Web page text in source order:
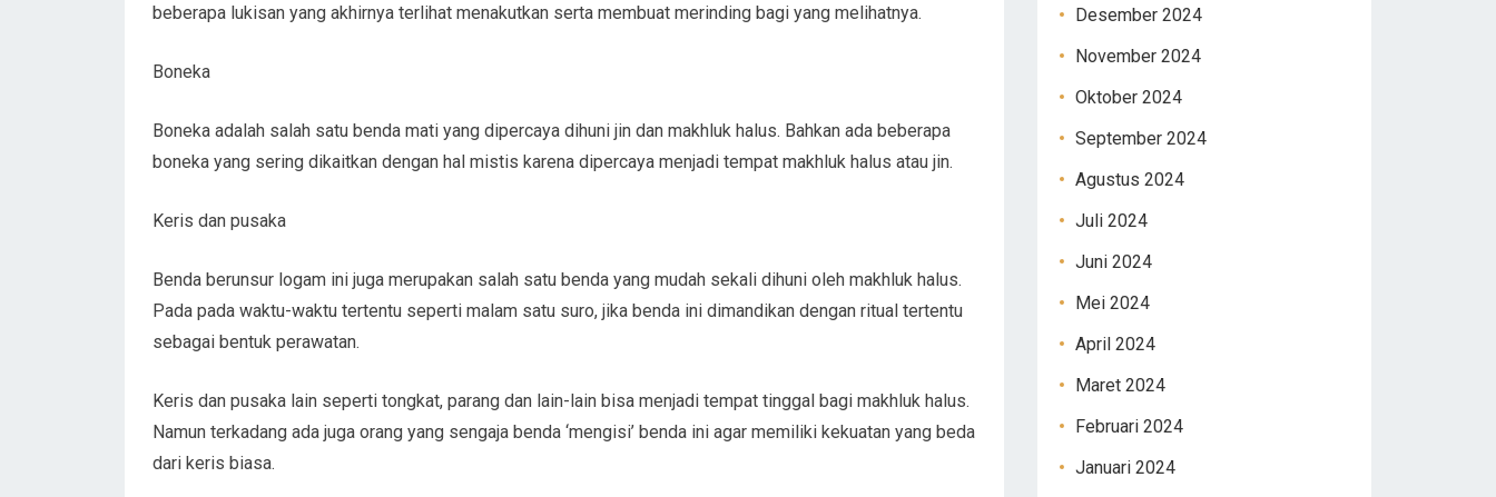
beberapa lukisan yang akhirnya terlihat menakutkan serta membuat merinding bagi yang melihatnya.
Boneka
Boneka adalah salah satu benda mati yang dipercaya dihuni jin dan makhluk halus. Bahkan ada beberapa
boneka yang sering dikaitkan dengan hal mistis karena dipercaya menjadi tempat makhluk halus atau jin.
Keris dan pusaka
Benda berunsur logam ini juga merupakan salah satu benda yang mudah sekali dihuni oleh makhluk halus.
Pada pada waktu-waktu tertentu seperti malam satu suro, jika benda ini dimandikan dengan ritual tertentu
sebagai bentuk perawatan.
Keris dan pusaka lain seperti tongkat, parang dan lain-lain bisa menjadi tempat tinggal bagi makhluk halus.
Namun terkadang ada juga orang yang sengaja benda ‘mengisi’ benda ini agar memiliki kekuatan yang beda
dari keris biasa.
Desember 2024
November 2024
Oktober 2024
September 2024
Agustus 2024
Juli 2024
Juni 2024
Mei 2024
April 2024
Maret 2024
Februari 2024
Januari 2024